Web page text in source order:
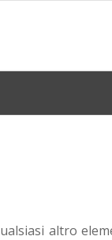
altro